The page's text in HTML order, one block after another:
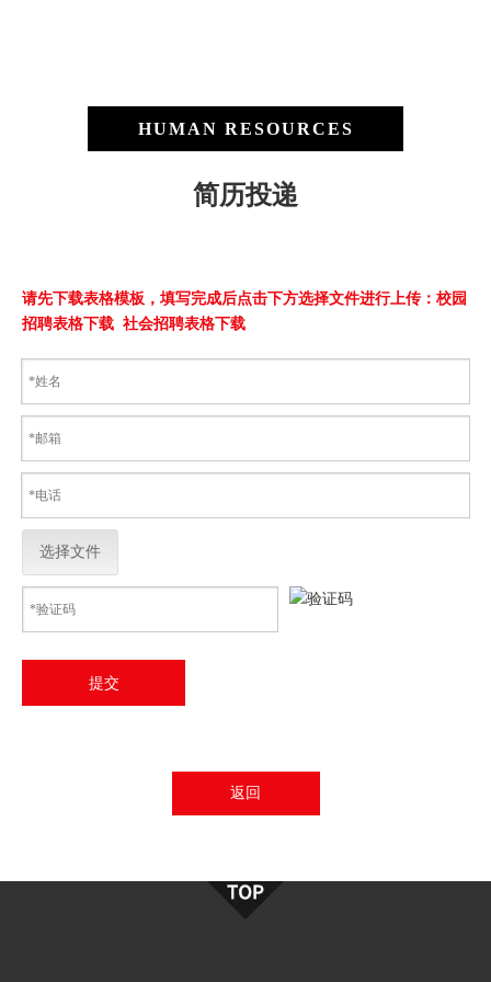
HUMAN RESOURCES
简历投递
请先下载表格模板，填写完成后点击下方选择文件进行上传： 校园
招聘表格下载 社会招聘表格下载
选择文件
提交
返回